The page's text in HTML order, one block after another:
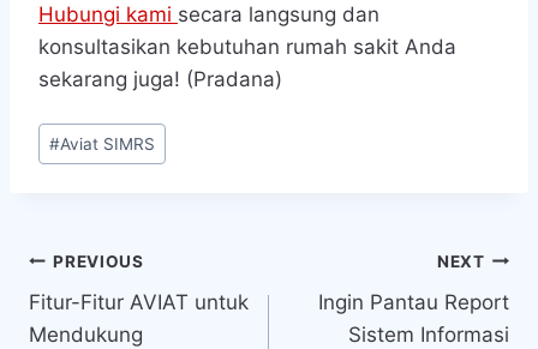
Hubungi kami secara langsung dan
konsultasikan kebutuhan rumah sakit Anda
sekarang juga! (Pradana)
Post
Tags:
#Aviat SIMRS
Navigasi
pos
PREVIOUS
Fitur-Fitur AVIAT untuk
Mendukung
NEXT
Ingin Pantau Report
Sistem Informasi